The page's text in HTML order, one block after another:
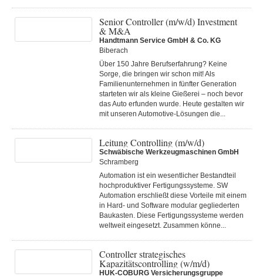
Senior Controller (m/w/d) Investment
& M&A
Handtmann Service GmbH & Co. KG
Biberach
Über 150 Jahre Berufserfahrung? Keine
Sorge, die bringen wir schon mit! Als
Familienunternehmen in fünfter Generation
starteten wir als kleine Gießerei – noch bevor
das Auto erfunden wurde. Heute gestalten wir
mit unseren Automotive-Lösungen die...
Leitung Controlling (m/w/d)
Schwäbische Werkzeugmaschinen GmbH
Schramberg
Automation ist ein wesentlicher Bestandteil
hochproduktiver Fertigungssysteme. SW
Automation erschließt diese Vorteile mit einem
in Hard- und Software modular gegliederten
Baukasten. Diese Fertigungs­systeme werden
weltweit eingesetzt. Zusammen könne...
Controller strategisches
Kapazitätscontrolling (w/m/d)
HUK-COBURG Versicherungsgruppe